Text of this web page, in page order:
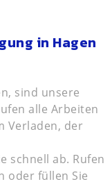
in Hagen
sind unsere
alle Arbeiten
Verladen, der
schnell ab. Rufen
oder füllen Sie